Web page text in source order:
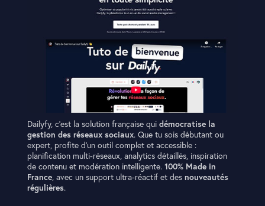
Dailyfy, c’est la solution française quidémocratise la
gestion des réseaux sociaux. Que tu sois débutant ou
expert, profite d’un outil complet et accessible :
planification multi-réseaux, analytics détaillés, inspiration
de contenu et modération intelligente.100% Made in
France, avec un support ultra-réactif et desnouveautés
régulières.